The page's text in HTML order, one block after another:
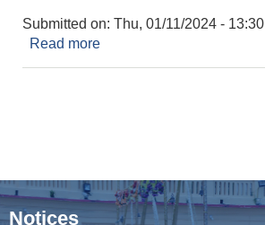
Submitted on: Thu, 01/11/2024 - 13:30
Read more
Notices